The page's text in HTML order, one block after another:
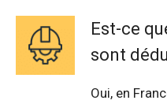
Est-ce
sont
Oui, en